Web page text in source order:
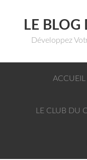
LE
Développez
ACCUEIL
LE CLUB DU